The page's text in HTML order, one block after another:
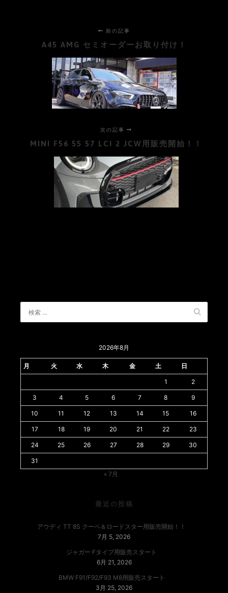
前の記事
A45 AMG セミオーダーお取り付け！
次の記事
MINI F56 55 57 LCI 2 JCW用販売開始！！
2026年8月
月 火 水 木 金 土 日
1 2
3 4 5 6 7 8 9
10 11 12 13 14 15 16
17 18 19 20 21 22 23
24 25 26 27 28 29 30
31
« 7月
最近の投稿
アウディ TT 8S クーペ＆ロードスター用販売開始！！
7月 5, 2026
ジャガー Fタイプ用販売スタート
6月 21, 2026
BMW F91/F92/F93 M8用販売スタート
3月 25, 2026